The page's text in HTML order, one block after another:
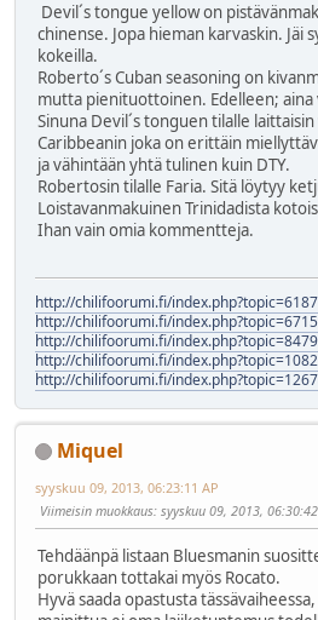
Devil´s tongue yellow on
chinense. Jopa hieman karvaskin. Jäi
kokeilla.
Roberto´s Cuban seasoning on
mutta pienituottoinen. Edelleen; aina
Sinuna Devil´s tonguen tilalle
Caribbeanin joka on erittäin
ja vähintään yhtä tulinen kuin DTY.
Robertosin tilalle Faria. Sitä löytyy
Loistavanmakuinen Trinidadista
Ihan vain omia kommentteja.
http://chilifoorumi.fi/
http://chilifoorumi.fi/
http://chilifoorumi.fi/
http://chilifoorumi.fi/
http://chilifoorumi.fi/
Miquel
syyskuu 09, 2013, 06:23:11 AP
Viimeisin muokkaus: syyskuu 09, 2013,
Tehdäänpä listaan Bluesmanin
porukkaan tottakai myös Rocato.
Hyvä saada opastusta